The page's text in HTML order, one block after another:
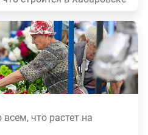
что растет на